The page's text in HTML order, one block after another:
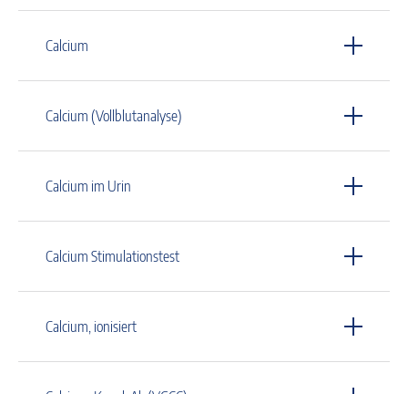
Calcium
Calcium (Vollblutanalyse)
Calcium im Urin
Calcium Stimulationstest
Calcium, ionisiert